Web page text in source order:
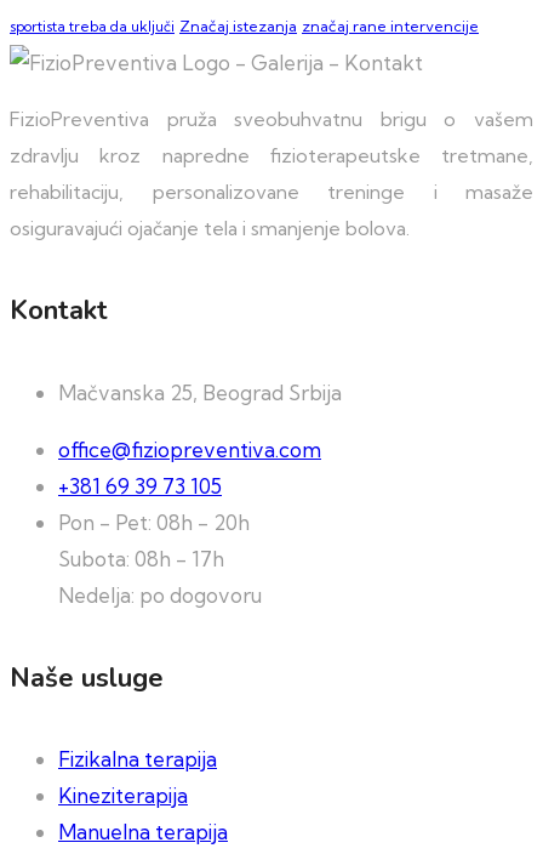
sportista treba da uključi Značaj istezanja značaj rane intervencije
FizioPreventiva pruža sveobuhvatnu brigu o vašem
zdravlju kroz napredne fizioterapeutske tretmane,
rehabilitaciju, personalizovane treninge i masaže
osiguravajući ojačanje tela i smanjenje bolova.
Kontakt
Mačvanska 25, Beograd Srbija
office@fiziopreventiva.com
+381 69 39 73 105
Pon - Pet: 08h - 20h
Subota: 08h - 17h
Nedelja: po dogovoru
Naše usluge
Fizikalna terapija
Kineziterapija
Manuelna terapija